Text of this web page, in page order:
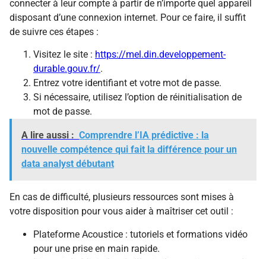
connecter à leur compte à partir de n’importe quel appareil
disposant d’une connexion internet. Pour ce faire, il suffit
de suivre ces étapes :
Visitez le site : https://mel.din.developpement-
durable.gouv.fr/.
Entrez votre identifiant et votre mot de passe.
Si nécessaire, utilisez l’option de réinitialisation de
mot de passe.
A lire aussi : Comprendre l’IA prédictive : la
nouvelle compétence qui fait la différence pour un
data analyst débutant
En cas de difficulté, plusieurs ressources sont mises à
votre disposition pour vous aider à maîtriser cet outil :
Plateforme Acoustice : tutoriels et formations vidéo
pour une prise en main rapide.